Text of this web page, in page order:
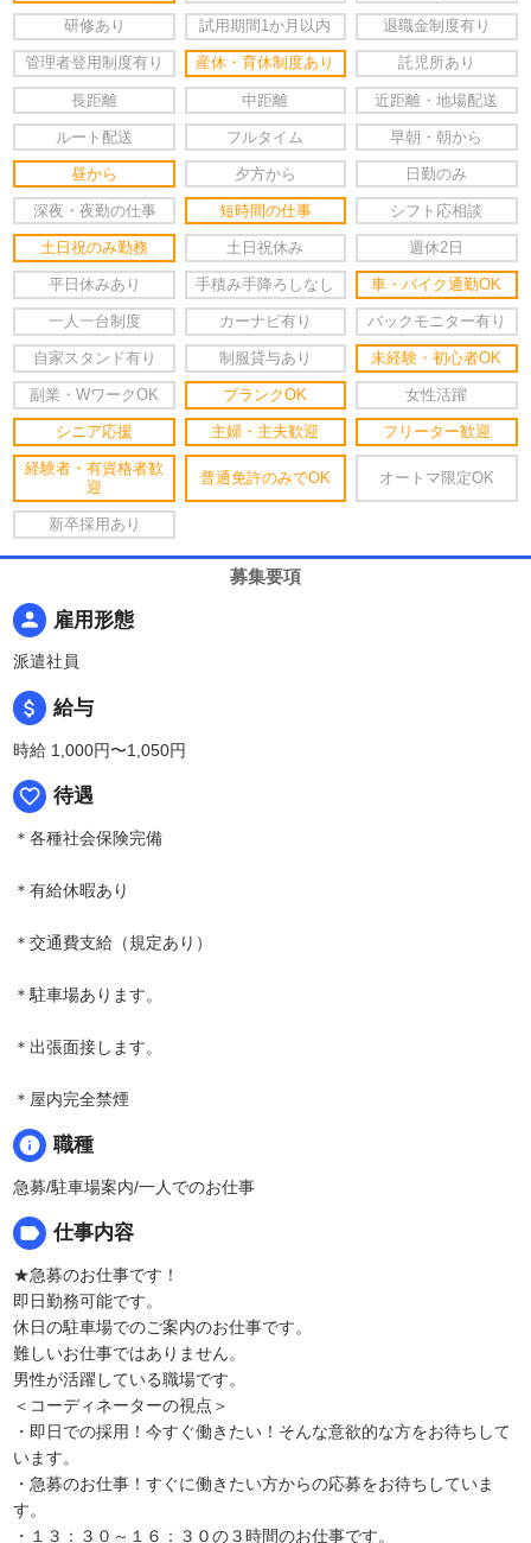
研修あり 試用期間1か月以内 退職金制度有り
管理者登用制度有り 産休・育休制度あり 託児所あり
長距離 中距離 近距離・地場配送
ルート配送 フルタイム 早朝・朝から
昼から 夕方から 日勤のみ
深夜・夜勤の仕事 短時間の仕事 シフト応相談
土日祝のみ勤務 土日祝休み 週休2日
平日休みあり 手積み手降ろしなし 車・バイク通勤OK
一人一台制度 カーナビ有り バックモニター有り
自家スタンド有り 制服貸与あり 未経験・初心者OK
副業・WワークOK ブランクOK 女性活躍
シニア応援 主婦・主夫歓迎 フリーター歓迎
経験者・有資格者歓
迎
普通免許のみでOK オートマ限定OK
新卒採用あり
募集要項
person 雇用形態
派遣社員
attach_money 給与
時給 1,000円〜1,050円
favorite_border 待遇
＊各種社会保険完備
＊有給休暇あり
＊交通費支給（規定あり）
＊駐車場あります。
＊出張面接します。
＊屋内完全禁煙
info 職種
急募/駐車場案内/一人でのお仕事
label 仕事内容
★急募のお仕事です！
即日勤務可能です。
休日の駐車場でのご案内のお仕事です。
難しいお仕事ではありません。
男性が活躍している職場です。
＜コーディネーターの視点＞
・即日での採用！今すぐ働きたい！そんな意欲的な方をお待ちして
います。
・急募のお仕事！すぐに働きたい方からの応募をお待ちしていま
す。
・１３：３０～１６：３０の３時間のお仕事です。